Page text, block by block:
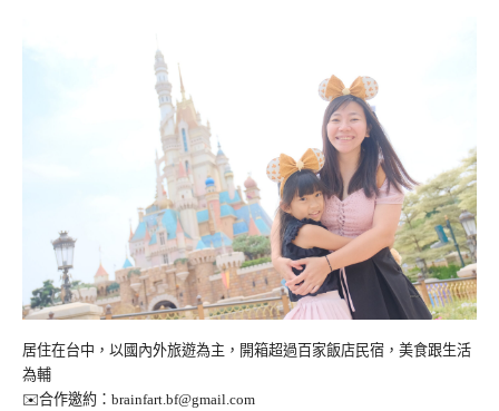
居住在台中，以國內外旅遊為主，開箱超過百家飯店民宿，美食跟生活
為輔
✉️合作邀約： brainfart.bf@gmail.com